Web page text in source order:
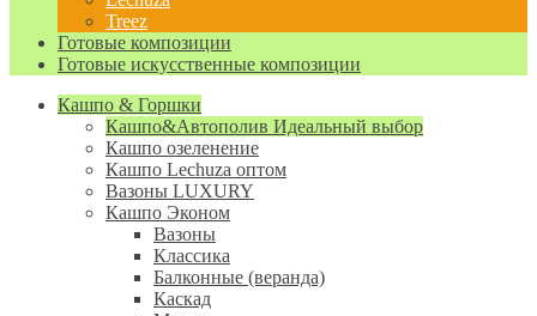
Treez
Готовые композиции
Готовые искусственные композиции
Кашпо & Горшки
Кашпо&Автополив Идеальный выбор
Кашпо озеленение
Кашпо Lechuza оптом
Вазоны LUXURY
Кашпо Эконом
Вазоны
Классика
Балконные (веранда)
Каскад